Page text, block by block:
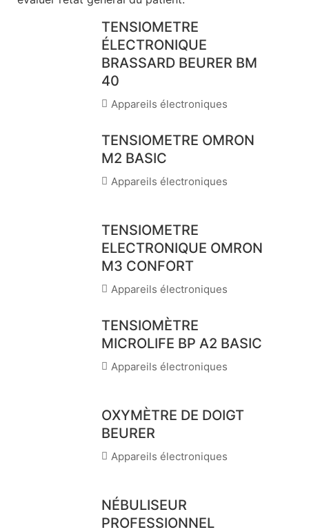
TENSIOMETRE
ÉLECTRONIQUE
BRASSARD BEURER BM
40
Appareils électroniques
TENSIOMETRE OMRON
M2 BASIC
Appareils électroniques
TENSIOMETRE
ELECTRONIQUE OMRON
M3 CONFORT
Appareils électroniques
TENSIOMÈTRE
MICROLIFE BP A2 BASIC
Appareils électroniques
OXYMÈTRE DE DOIGT
BEURER
Appareils électroniques
NÉBULISEUR
PROFESSIONNEL